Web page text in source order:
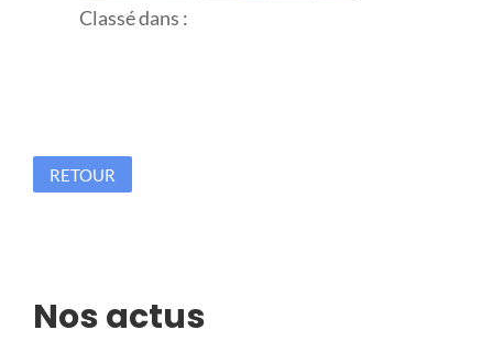
Classé dans :
RETOUR
Nos actus